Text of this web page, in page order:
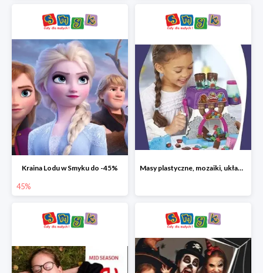
Kraina Lodu w Smyku do -45%
45%
Masy plastyczne, mozaiki, układanki do -45%